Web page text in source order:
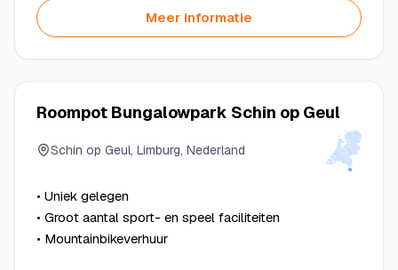
Meer informatie
Roompot Bungalowpark Schin op Geul
Schin op Geul, Limburg, Nederland
• Uniek gelegen
• Groot aantal sport- en speel faciliteiten
• Mountainbikeverhuur